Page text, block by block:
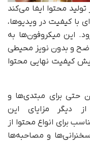
محتوا ایفا می‌کند
با کیفیت در ویدیوها،
این میکروفون‌ها به
و بدون نویز محیطی
کیفیت نهایی محتوا
حتی برای مبتدی‌ها و
دیگر مزایای این
برای انواع محتوا از
و مصاحبه‌ها